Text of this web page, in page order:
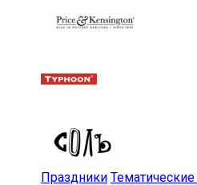
Праздники